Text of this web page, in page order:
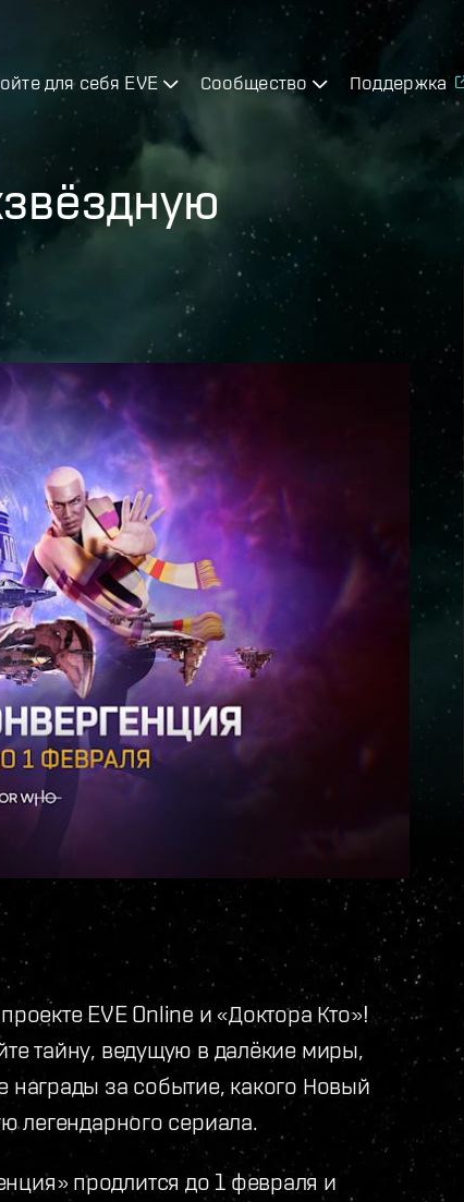
для себя EVE Сообщество Поддержка
EVE Online и «Доктора Кто»!
тайну, ведущую в далёкие миры,
награды за событие, какого Новый
легендарного сериала.
продлится до 1 февраля и